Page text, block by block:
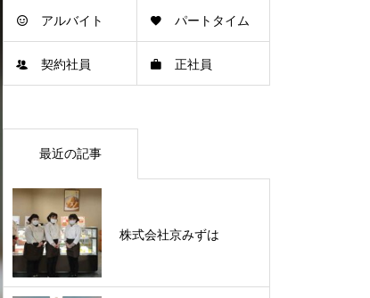
アルバイト パートタイム
契約社員 正社員
最近の記事
株式会社京みずは